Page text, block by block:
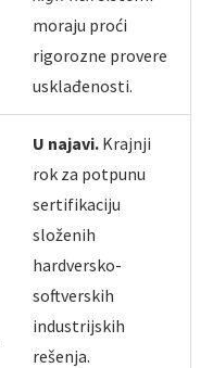
moraju proći
rigorozne provere
usklađenosti.
U najavi. Krajnji
rok za potpunu
sertifikaciju
složenih
hardversko-
softverskih
industrijskih
rešenja.